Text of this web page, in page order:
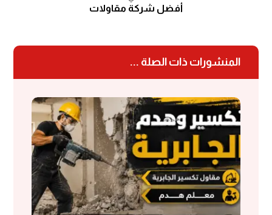
أفضل شركة مقاولات
المنشورات ذات الصلة ...